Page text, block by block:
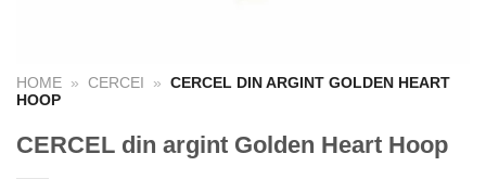
HOME » CERCEI »
CERCEL DIN ARGINT GOLDEN HEART
HOOP
CERCEL din argint Golden Heart Hoop